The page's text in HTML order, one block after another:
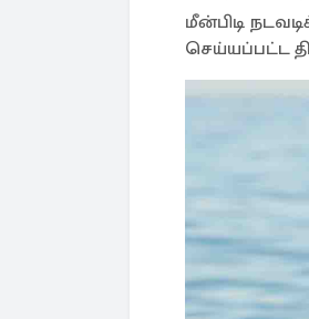
மீன்பிடி
செய்யப்பட்ட